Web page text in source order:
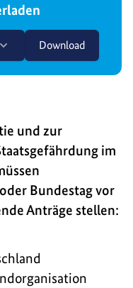
Download
und zur
im
Bundestag vor
Anträge stellen: